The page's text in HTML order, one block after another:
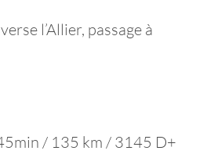
l’Allier, passage à
/ 135 km / 3145 D+